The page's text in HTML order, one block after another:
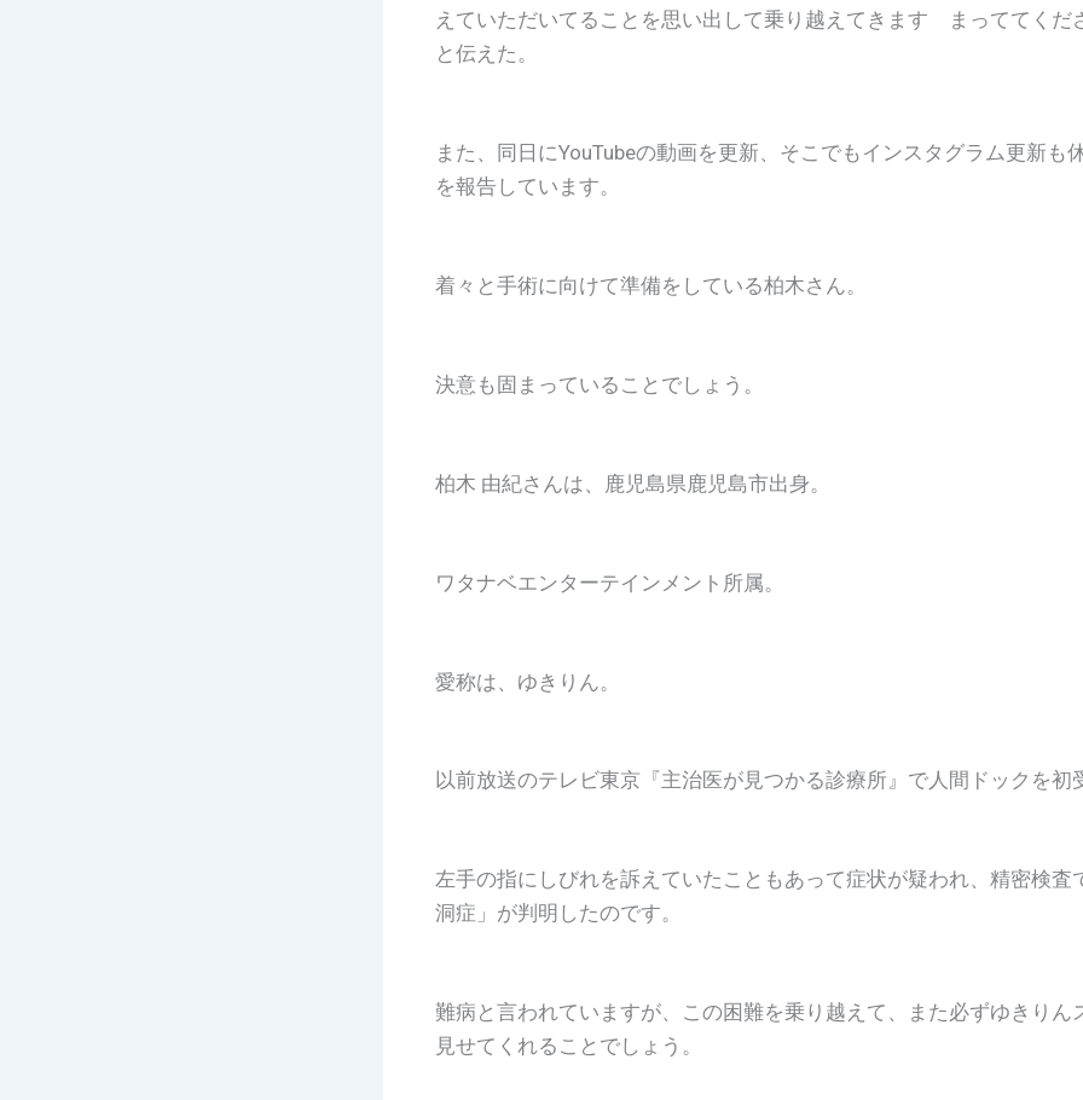
えていただいてることを思い出して乗り越えてきます まっててくだ
と伝えた。
また、同日にYouTubeの動画を更新、そこでもインスタグラム更新も
を報告しています。
着々と手術に向けて準備をしている柏木さん。
決意も固まっていることでしょう。
柏木 由紀さんは、鹿児島県鹿児島市出身。
ワタナベエンターテインメント所属。
愛称は、ゆきりん。
以前放送のテレビ東京『主治医が見つかる診療所』で人間ドックを初
左手の指にしびれを訴えていたこともあって症状が疑われ、精密検査
洞症」が判明したのです。
難病と言われていますが、この困難を乗り越えて、また必ずゆきりん
見せてくれることでしょう。